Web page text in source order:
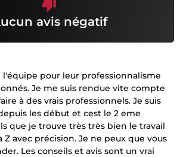
avis négatif
l'équipe pour leur professionnalisme
Je me suis rendue vite compte
à des vrais professionnels. Je suis
les début et cest le 2 eme
que je trouve très très bien le travail
Z avec précision. Je ne peux que vous
Les conseils et avis sont un vrai